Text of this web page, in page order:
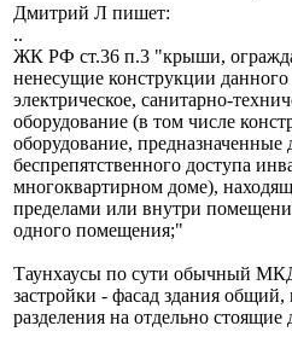
Дмитрий Л пишет:
..
ЖК РФ ст.36 п.3 "крыши,
ненесущие конструкции
электрическое, санитарно-
оборудование (в том числе
оборудование, предназначенные
беспрепятственного доступа
многоквартирном доме),
пределами или внутри
одного помещения;"
Таунхаусы по сути обычный
застройки - фасад здания
разделения на отдельно стоящие